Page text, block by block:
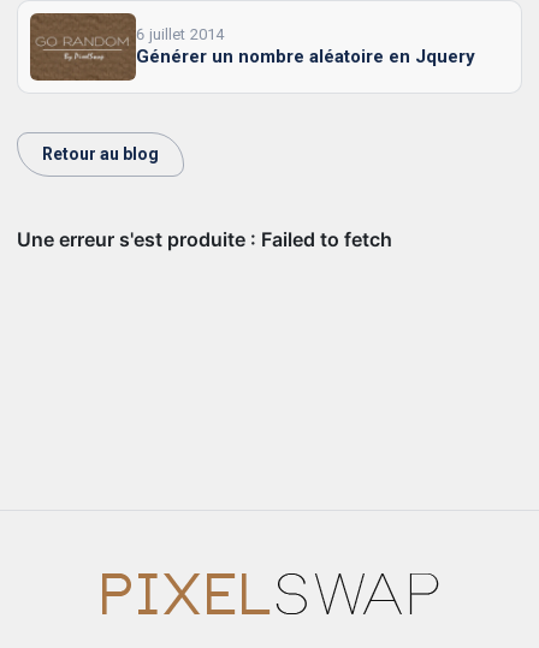
6 juillet 2014
Générer un nombre aléatoire en Jquery
Retour au blog